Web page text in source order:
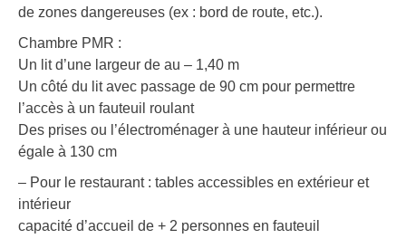
de zones dangereuses (ex : bord de route, etc.).
Chambre PMR :
Un lit d’une largeur de au – 1,40 m
Un côté du lit avec passage de 90 cm pour permettre
l’accès à un fauteuil roulant
Des prises ou l’électroménager à une hauteur inférieur ou
égale à 130 cm
– Pour le restaurant : tables accessibles en extérieur et
intérieur
capacité d’accueil de + 2 personnes en fauteuil